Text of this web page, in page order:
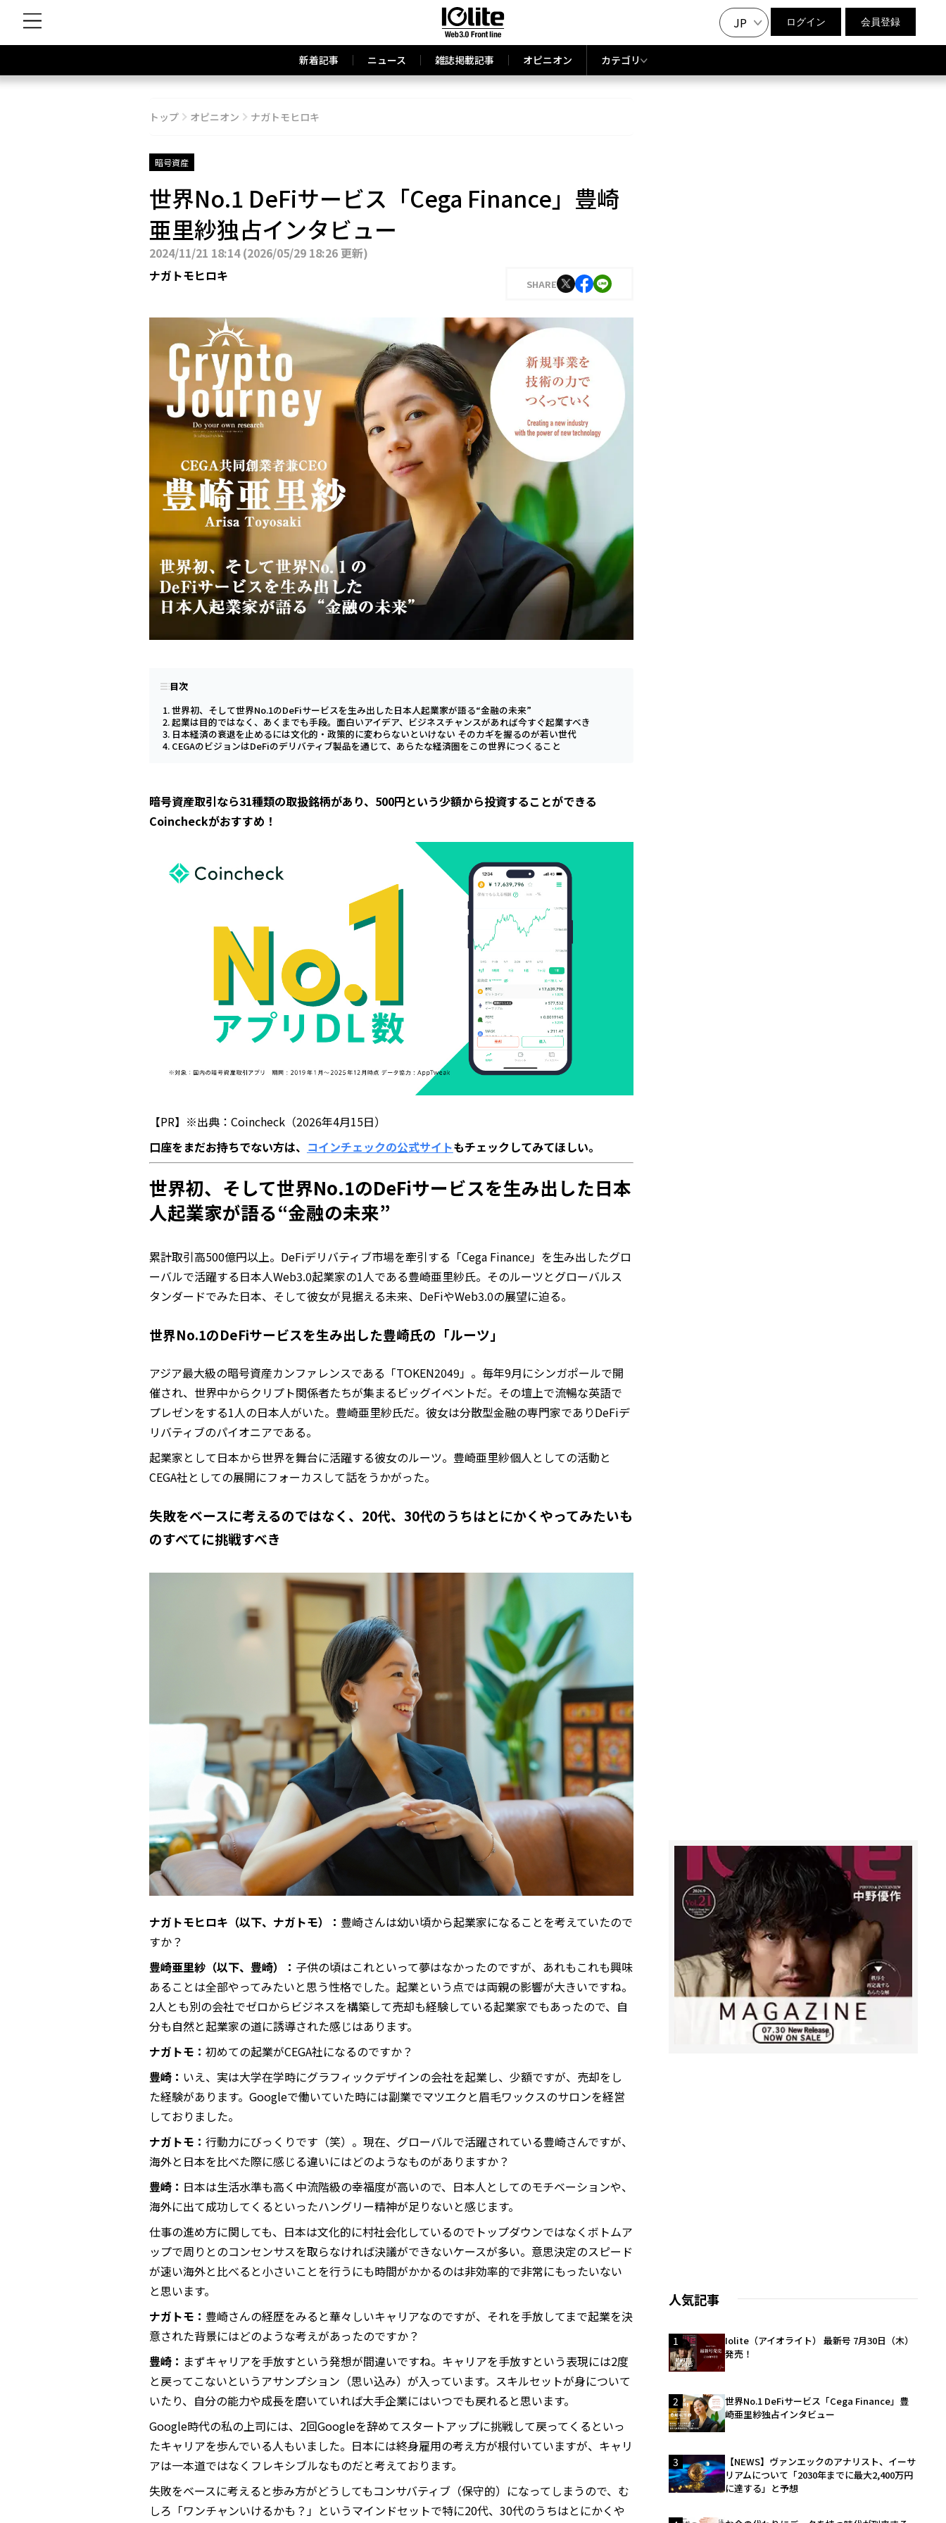
JP ログイン 会員登録
新着記事 ニュース 雑誌掲載記事 オピニオン カテゴリ
トップ オピニオン ナガトモヒロキ
暗号資産
世界No.1 DeFiサービス「Cega Finance」豊崎
亜里紗独占インタビュー
2024/11/21 18:14(2026/05/29 18:26 更新)
ナガトモヒロキ
SHARE
目次
世界初、そして世界No.1のDeFiサービスを生み出した日本人起業家が語る“金融の未来”
起業は目的ではなく、あくまでも手段。面白いアイデア、ビジネスチャンスがあれば今すぐ起業すべき
日本経済の衰退を止めるには文化的・政策的に変わらないといけない そのカギを握るのが若い世代
CEGAのビジョンはDeFiのデリバティブ製品を通じて、あらたな経済圏をこの世界につくること
暗号資産取引なら31種類の取扱銘柄があり、500円という少額から投資することができる
Coincheckがおすすめ！
【PR】※出典：Coincheck（2026年4月15日）
口座をまだお持ちでない方は、 コインチェックの公式サイトもチェックしてみてほしい。
世界初、そして世界No.1のDeFiサービスを生み出した日本
人起業家が語る“金融の未来”
累計取引高500億円以上。DeFiデリバティブ市場を牽引する「Cega Finance」を生み出したグロ
ーバルで活躍する日本人Web3.0起業家の1人である豊崎亜里紗氏。そのルーツとグローバルス
タンダードでみた日本、そして彼女が見据える未来、DeFiやWeb3.0の展望に迫る。
世界No.1のDeFiサービスを生み出した豊崎氏の「ルーツ」
アジア最大級の暗号資産カンファレンスである「TOKEN2049」。毎年9月にシンガポールで開
催され、世界中からクリプト関係者たちが集まるビッグイベントだ。その壇上で流暢な英語で
プレゼンをする1人の日本人がいた。豊崎亜里紗氏だ。彼女は分散型金融の専門家でありDeFiデ
リバティブのパイオニアである。
起業家として日本から世界を舞台に活躍する彼女のルーツ。豊崎亜里紗個人としての活動と
CEGA社としての展開にフォーカスして話をうかがった。
失敗をベースに考えるのではなく、20代、30代のうちはとにかくやってみたいも
のすべてに挑戦すべき
ナガトモヒロキ（以下、ナガトモ）： 豊崎さんは幼い頃から起業家になることを考えていたので
すか？
豊崎亜里紗（以下、豊崎）： 子供の頃はこれといって夢はなかったのですが、あれもこれも興味
あることは全部やってみたいと思う性格でした。起業という点では両親の影響が大きいですね。
2人とも別の会社でゼロからビジネスを構築して売却も経験している起業家でもあったので、自
分も自然と起業家の道に誘導された感じはあります。
ナガトモ： 初めての起業がCEGA社になるのですか？
豊崎： いえ、実は大学在学時にグラフィックデザインの会社を起業し、少額ですが、売却をし
た経験があります。Googleで働いていた時には副業でマツエクと眉毛ワックスのサロンを経営
しておりました。
ナガトモ： 行動力にびっくりです（笑）。現在、グローバルで活躍されている豊崎さんですが、
海外と日本を比べた際に感じる違いにはどのようなものがありますか？
豊崎： 日本は生活水準も高く中流階級の幸福度が高いので、日本人としてのモチベーションや、
海外に出て成功してくるといったハングリー精神が足りないと感じます。
仕事の進め方に関しても、日本は文化的に村社会化しているのでトップダウンではなくボトムア
ップで周りとのコンセンサスを取らなければ決議ができないケースが多い。意思決定のスピード
が速い海外と比べると小さいことを行うにも時間がかかるのは非効率的で非常にもったいない
と思います。
ナガトモ： 豊崎さんの経歴をみると華々しいキャリアなのですが、それを手放してまで起業を決
意された背景にはどのような考えがあったのですか？
豊崎： まずキャリアを手放すという発想が間違いですね。キャリアを手放すという表現には2度
と戻ってこないというアサンプション（思い込み）が入っています。スキルセットが身について
いたり、自分の能力や成長を磨いていれば大手企業にはいつでも戻れると思います。
Google時代の私の上司には、2回Googleを辞めてスタートアップに挑戦して戻ってくるといっ
たキャリアを歩んでいる人もいました。日本には終身雇用の考え方が根付いていますが、キャリ
アは一本道ではなくフレキシブルなものだと考えております。
失敗をベースに考えると歩み方がどうしてもコンサバティブ（保守的）になってしまうので、む
しろ「ワンチャンいけるかも？」というマインドセットで特に20代、30代のうちはとにかくや
人気記事
1
Iolite（アイオライト） 最新号 7月30日（木）
発売！
2
世界No.1 DeFiサービス「Cega Finance」豊
崎亜里紗独占インタビュー
3
【NEWS】ヴァンエックのアナリスト、イーサ
リアムについて「2030年までに最大2,400万円
に達する」と予想